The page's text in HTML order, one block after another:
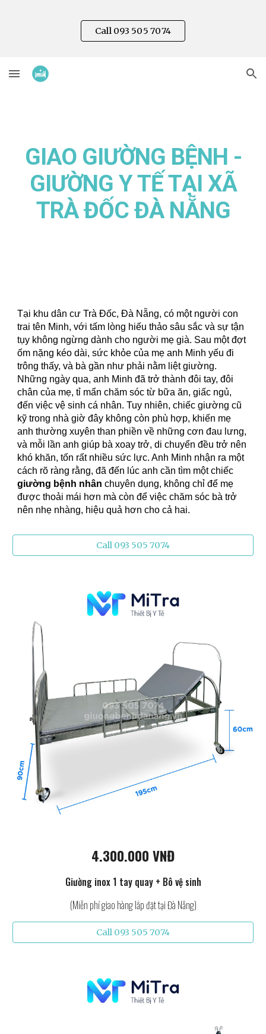
Skip to main content
Skip to navigation
Call 093 505 7074
GIAO GIƯỜNG BỆNH -
GIƯỜNG Y TẾ TẠI XÃ
TRÀĐỐCĐÀ NẴNG
Tại khu dân cư Trà Đốc, Đà Nẵng, có một người con
trai tên Minh, với tấm lòng hiếu thảo sâu sắc và sự tận
tụy không ngừng dành cho người mẹ già. Sau một đợt
ốm nặng kéo dài, sức khỏe của mẹ anh Minh yếu đi
trông thấy, và bà gần như phải nằm liệt giường.
Những ngày qua, anh Minh đã trở thành đôi tay, đôi
chân của mẹ, tỉ mẩn chăm sóc từ bữa ăn, giấc ngủ,
đến việc vệ sinh cá nhân. Tuy nhiên, chiếc giường cũ
kỹ trong nhà giờ đây không còn phù hợp, khiến mẹ
anh thường xuyên than phiền về những cơn đau lưng,
và mỗi lần anh giúp bà xoay trở, di chuyển đều trở nên
khó khăn, tốn rất nhiều sức lực. Anh Minh nhận ra một
cách rõ ràng rằng, đã đến lúc anh cần tìm một chiếc
giường bệnh nhân chuyên dụng, không chỉ để mẹ
được thoải mái hơn mà còn để việc chăm sóc bà trở
nên nhẹ nhàng, hiệu quả hơn cho cả hai.
Call 093 505 7074
4.300.000 VNĐ
Giường inox 1 tay quay + Bô vệ sinh
(Miễn phí giao hàng lắp đặt tại Đà Nẵng)
Call 093 505 7074